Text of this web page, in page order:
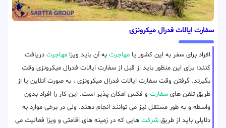
سفارت ایالات فدرال میکرونزی
افراد برای سفر به این کشور یا مهاجرت به آن باید ویزا مهاجرت دریافت
کنند؛ برای این منظور باید از قبل از سفارت ایالات فدرال میکرونزی وقت
بگیرند. گرفتن وقت سفارت ایالات فدرال میکرونزی ، به صورت آنلاین یا از
طریق تلفن های سفارت و فکس امکان پذیر است. این کار را افراد بدون
واسطه و به طور مستقل نیز می توانند انجام دهند. ولی در برخی موارد به
دلایلی باید از طریق شرکت هایی که در زمینه های اقامتی و ویزا فعالیت می